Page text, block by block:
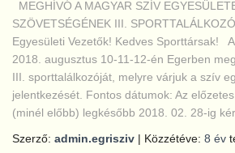
MEGHÍVÓ A MAGYAR SZÍV
SZÖVETSÉGÉNEK III.
Egyesületi Vezetők! Kedves Sporttársak!
2018. augusztus 10-11-12-én Egerben
III. sporttalálkozóját, melyre várjuk a szív
jelentkezését. Fontos dátumok: Az
(minél előbb) legkésőbb 2018. 02. 28-ig
Szerző: admin.egrisziv | Közzétéve: 8 év